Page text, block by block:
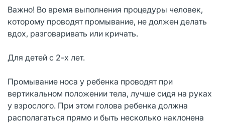
Важно! Во время выполнения процедуры человек,
которому проводят промывание, не должен делать
вдох, разговаривать или кричать.
Для детей с 2-х лет.
Промывание носа у ребенка проводят при
вертикальном положении тела, лучше сидя на руках
у взрослого. При этом голова ребенка должна
располагаться прямо и быть несколько наклонена